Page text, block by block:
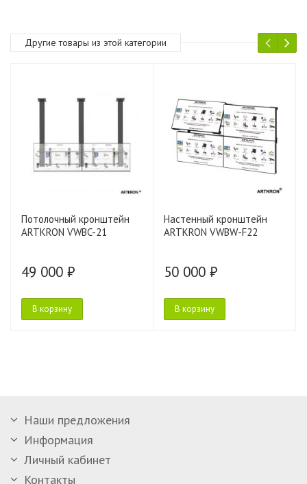
Другие товары из этой категории
Потолочный кронштейн
ARTKRON VWBC-21
49 000 ₽
В корзину
Настенный кронштейн
ARTKRON VWBW-F22
50 000 ₽
В корзину
Наши предложения
Информация
Личный кабинет
Контакты